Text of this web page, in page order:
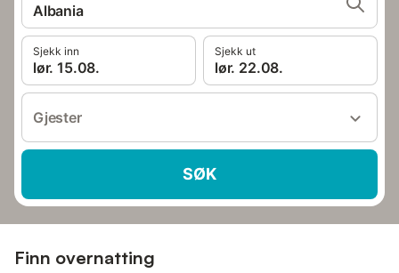
Albania
Sjekk inn
lør. 15.08.
Sjekk ut
lør. 22.08.
Gjester
SØK
Finn overnatting